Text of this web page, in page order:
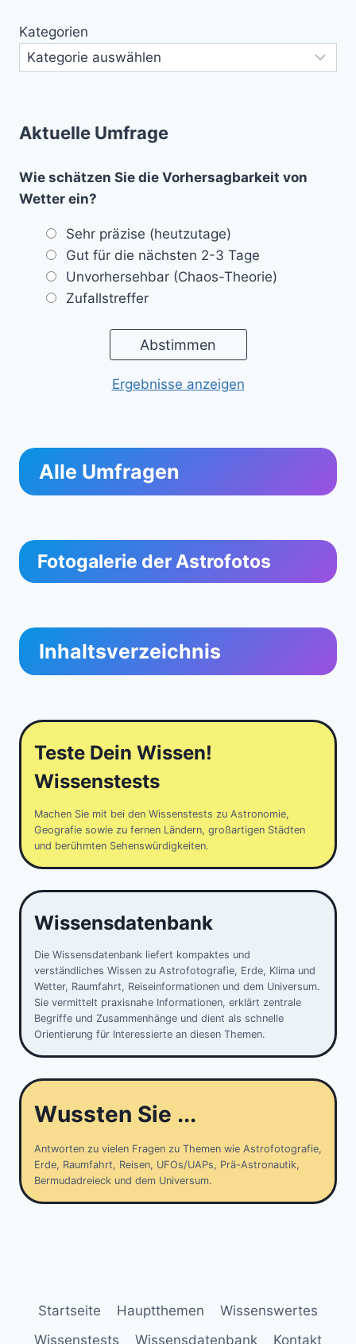
Kategorien
Aktuelle Umfrage
Wie schätzen Sie die Vorhersagbarkeit von
Wetter ein?
Sehr präzise (heutzutage)
Gut für die nächsten 2-3 Tage
Unvorhersehbar (Chaos-Theorie)
Zufallstreffer
Ergebnisse anzeigen
Alle Umfragen
Fotogalerie der Astrofotos
Inhaltsverzeichnis
Teste Dein Wissen!
Wissenstests
Machen Sie mit bei den Wissenstests zu Astronomie,
Geografie sowie zu fernen Ländern, großartigen Städten
und berühmten Sehenswürdigkeiten.
Wissensdatenbank
Die Wissensdatenbank liefert kompaktes und
verständliches Wissen zu Astrofotografie, Erde, Klima und
Wetter, Raumfahrt, Reiseinformationen und dem Universum.
Sie vermittelt praxisnahe Informationen, erklärt zentrale
Begriffe und Zusammenhänge und dient als schnelle
Orientierung für Interessierte an diesen Themen.
Wussten Sie ...
Antworten zu vielen Fragen zu Themen wie Astrofotografie,
Erde, Raumfahrt, Reisen, UFOs/UAPs, Prä-Astronautik,
Bermudadreieck und dem Universum.
Startseite Hauptthemen
Wissenswertes
Wissenstests
Wissensdatenbank Kontakt